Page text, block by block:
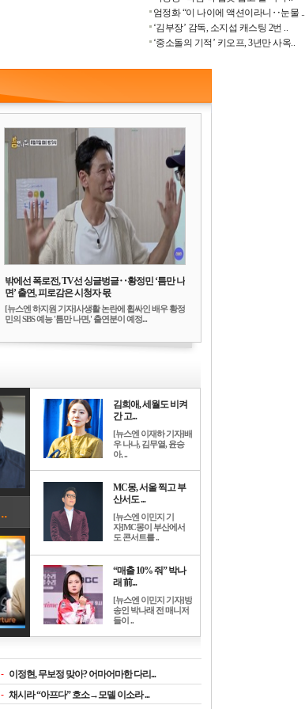
엄정화 “이 나이에 액션이라니‥눈물 ..
‘김부장’ 감독, 소지섭 캐스팅 2번 ..
‘중소돌의 기적’ 키오프, 3년만 사옥..
밖에선 폭로전, TV선 싱글벙글‥황정민 ‘틈만 나
면’ 출연, 피로감은 시청자 몫
[뉴스엔 하지원 기자]사생활 논란에 휩싸인 배우 황정
민의 SBS 예능 '틈만 나면,' 출연분이 예정...
김희애, 세월도 비켜
간 고...
[뉴스엔 이재하 기자]배
우 나나, 김무열, 윤승
아, ..
MC몽, 서울 찍고 부
산서도 ...
[뉴스엔 이민지 기
자]MC몽이 부산에서
도 콘서트를 ..
“매출 10% 줘” 박나
래 前...
[뉴스엔 이민지 기자]방
송인 박나래 전 매니저
들이 ..
- 이정현, 무보정 맞아? 어마어마한 다리...
- 채시라 “아프다” 호소→모델 이소라 ...